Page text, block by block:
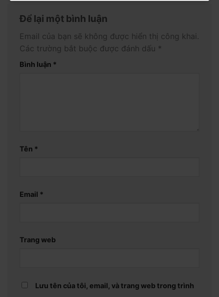
Để lại một bình luận
Email của bạn sẽ không được hiển thị công khai.
Các trường bắt buộc được đánh dấu *
Bình luận *
Tên *
Email *
Trang web
Lưu tên của tôi, email, và trang web trong trình